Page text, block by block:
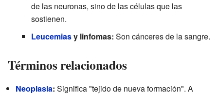
de las neuronas, sino de las células que las
sostienen.
Leucemiasy linfomas: Son cánceres de la sangre.
Términos relacionados
Neoplasia: Significa "tejido de nueva formación". A